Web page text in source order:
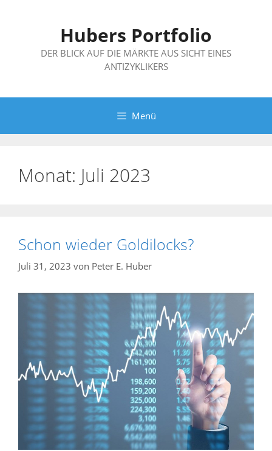
Hubers Portfolio
DER BLICK AUF DIE MÄRKTE AUS SICHT EINES
ANTIZYKLIKERS
Menü
Monat: Juli 2023
Schon wieder Goldilocks?
Juli 31, 2023 von Peter E. Huber